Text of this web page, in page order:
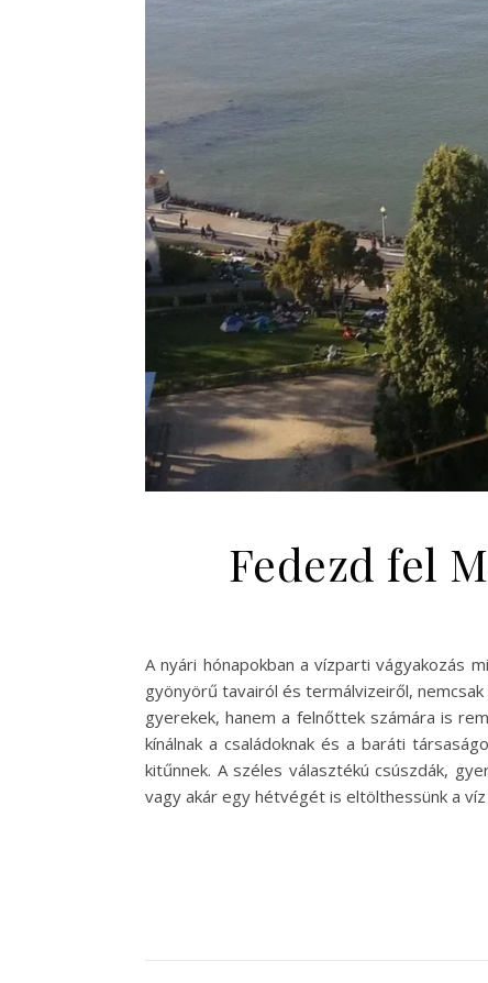
Fedezd fel
A nyári hónapokban a vízparti vágyakozás
gyönyörű tavairól és termálvizeiről,
gyerekek, hanem a felnőttek számára is
kínálnak a családoknak és a baráti
kitűnnek. A széles választékú csúszdák,
vagy akár egy hétvégét is eltölthessünk a